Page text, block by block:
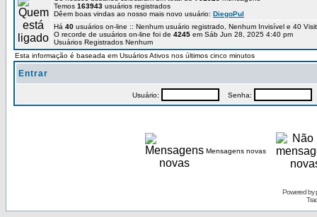
Temos 163943 usuários registrados
Dêem boas vindas ao nosso mais novo usuário: DiegoPul
Há 40 usuários on-line :: Nenhum usuário registrado, Nenhum Invisível e 40
O recorde de usuários on-line foi de 4245 em Sáb Jun 28, 2025 4:40 pm
Usuários Registrados Nenhum
Esta informação é baseada em Usuários Ativos nos últimos cinco minutos
Entrar
Usuário: Senha:
Mensagens novas
Powered by